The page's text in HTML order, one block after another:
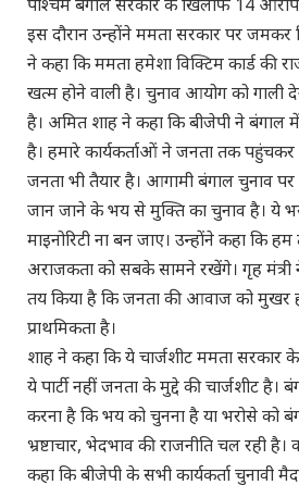
इस दौरान उन्होंने ममता सरकार पर जमकर
ने कहा कि ममता हमेशा विक्टिम कार्ड की
खत्म होने वाली है। चुनाव आयोग को गाली
है। अमित शाह ने कहा कि बीजेपी ने बंगाल
है। हमारे कार्यकर्ताओं ने जनता तक
जनता भी तैयार है। आगामी बंगाल चुनाव
जान जाने के भय से मुक्ति का चुनाव है। ये
माइनोरिटी ना बन जाए। उन्होंने कहा कि
अराजकता को सबके सामने रखेंगे। गृह
तय किया है कि जनता की आवाज को मुखर
प्राथमिकता है।
शाह ने कहा कि ये चार्जशीट ममता सरकार
ये पार्टी नहीं जनता के मुद्दे की चार्जशीट
करना है कि भय को चुनना है या भरोसे को
भ्रष्टाचार, भेदभाव की राजनीति चल रही
कहा कि बीजेपी के सभी कार्यकर्ता चुनावी